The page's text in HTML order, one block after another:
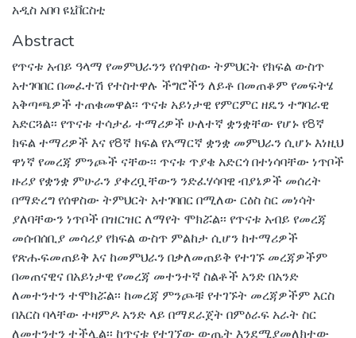
አዲስ አበባ ዩኒቨርስቲ
Abstract
የጥናቱ አብይ ዓላማ የመምህራንን የሰዋስው ትምህርት የክፍል ውስጥ
አተገባበር በመፈተሽ የተስተዋሉ ችግሮችን ለይቶ በመጠቆም የመፍትሄ
አቅጣጫዎች ተጠቁመዋል፡፡ ጥናቱ አይነታዊ የምርምር ዘዴን ተግባራዊ
አድርጓል፡፡ የጥናቱ ተሳታፊ ተማሪዎች ሁለተኛ ቋንቋቸው የሆኑ የ8ኛ
ክፍል ተማሪዎች እና የ8ኛ ክፍል የአማርኛ ቋንቋ መምህራን ሲሆኑ እነዚህ
ዋነኛ የመረጃ ምንጮች ናቸው፡፡ ጥናቱ ጥያቄ አድርጎ በተነሳባቸው ነጥቦች
ዙሪያ የቋንቋ ምሁራን ያቀረቧቸውን ንድፈሃሳባዊ ብያኔዎች መሰረት
በማድረግ የሰዋስው ትምህርት አተገባበር በሚለው ርዕስ ስር መነሳት
ያለባቸውን ነጥቦች በዝርዝር ለማየት ሞክሯል፡፡ የጥናቱ አብይ የመረጃ
መሰብሰቢያ መሳሪያ የክፍል ውስጥ ምልከታ ሲሆን ከተማሪዎች
የጽሑፍመጠይቅ እና ከመምህራን በቃለመጠይቅ የተገኙ መረጃዎችም
በመጠናዊና በአይነታዊ የመረጃ መተንተኛ ስልቶች አንድ በአንድ
ለመተንተን ተሞክሯል፡፡ ከመረጃ ምንጮቹ የተገኙት መረጃዎችም እርስ
በእርስ ባላቸው ተዛምዶ አንድ ላይ በማደራጀት በምዕራፍ አራት ስር
ለመተንተን ተችሏል፡፡ ከጥናቱ የተገኘው ውጤት እንደሚያመለክተው